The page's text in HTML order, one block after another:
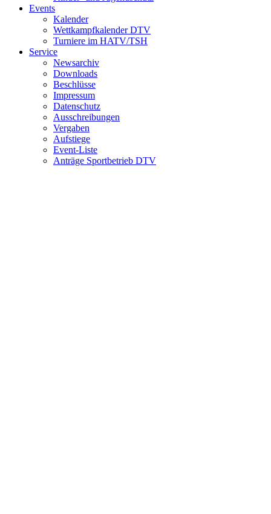
Events
Kalender
Wettkampfkalender DTV
Turniere im HATV/TSH
Service
Newsarchiv
Downloads
Beschlüsse
Impressum
Datenschutz
Ausschreibungen
Vergaben
Aufstiege
Event-Liste
Anträge Sportbetrieb DTV